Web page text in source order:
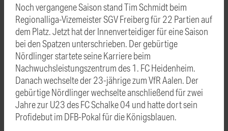
Noch vergangene Saison stand Tim Schmidt beim
Regionalliga-Vizemeister SGV Freiberg für 22 Partien auf
dem Platz. Jetzt hat der Innenverteidiger für eine Saison
bei den Spatzen unterschrieben. Der gebürtige
Nördlinger startete seine Karriere beim
Nachwuchsleistungszentrum des 1. FC Heidenheim.
Danach wechselte der 23-jährige zum VfR Aalen. Der
gebürtige Nördlinger wechselte anschließend für zwei
Jahre zur U23 des FC Schalke 04 und hatte dort sein
Profidebut im DFB-Pokal für die Königsblauen.